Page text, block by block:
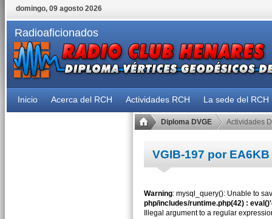
domingo, 09 agosto 2026
Radioaficionados
Inicio Acerca del RCH Actividades RCH La sede del RCH
Diploma DVGE Actividades
VGIB-197 por EA6KB
Warning: mysql_query(): Unable to
php/includes/runtime.php(42) :
Illegal argument to a regular